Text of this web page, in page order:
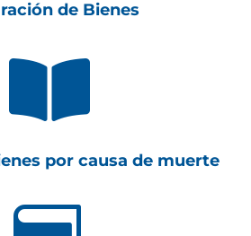
de Bienes

por causa de muerte